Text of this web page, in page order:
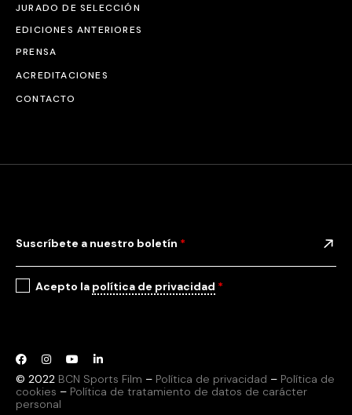
JURADO DE SELECCIÓN
EDICIONES ANTERIORES
PRENSA
ACREDITACIONES
CONTACTO
© 2022 BCN Sports Film – Política de privacidad – Política de
cookies – Política de tratamiento de datos de carácter
personal
Suscríbete a nuestro boletín *
Acepto la política de privacidad *